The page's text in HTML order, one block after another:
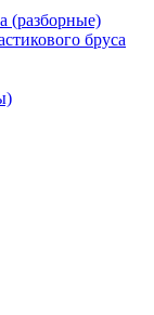
(разборные)
бруса